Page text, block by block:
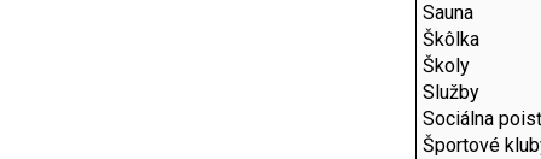
Sauna
Škôlka
Školy
Služby
Sociálna
Športové